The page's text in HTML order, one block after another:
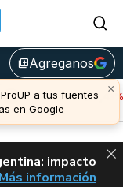
library_addAgreganos
(-0,43%)
impacto
CLARITY ACT EN
Más información